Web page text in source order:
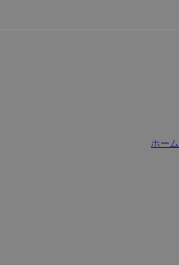
ホーム